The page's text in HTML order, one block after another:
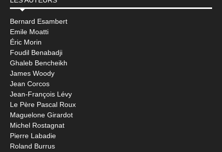
Bernard Esambert
Emile Moatti
Éric Morin
Foudil Benabadji
Ghaleb Bencheikh
James Woody
Jean Corcos
Jean-François Lévy
Le Père Pascal Roux
Maguelone Girardot
Michel Rostagnat
Pierre Labadie
Roland Burrus